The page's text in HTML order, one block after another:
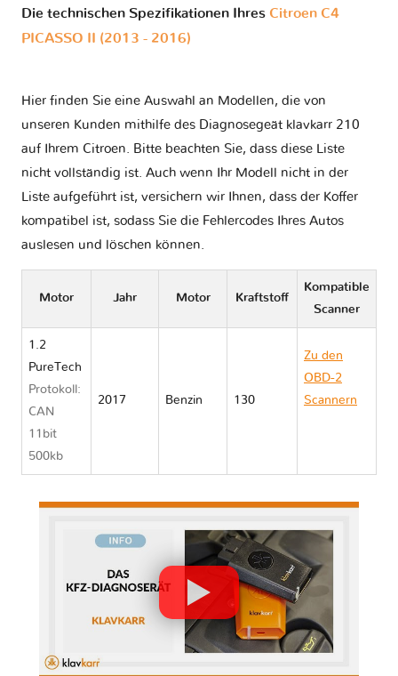
Die technischen Spezifikationen Ihres Citroen C4
PICASSO II (2013 - 2016)
Hier finden Sie eine Auswahl an Modellen, die von
unseren Kunden mithilfe des Diagnosegeät klavkarr 210
auf Ihrem Citroen. Bitte beachten Sie, dass diese Liste
nicht vollständig ist. Auch wenn Ihr Modell nicht in der
Liste aufgeführt ist, versichern wir Ihnen, dass der Koffer
kompatibel ist, sodass Sie die Fehlercodes Ihres Autos
auslesen und löschen können.
Motor Jahr Motor Kraftstoff
Kompatible
Scanner
1.2
PureTech
Protokoll:
CAN
11bit
500kb
2017 Benzin 130
Zu den
OBD-2
Scannern